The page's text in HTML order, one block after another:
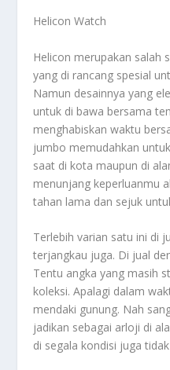
Helicon Watch
Helicon merupakan salah
yang di rancang spesial
Namun desainnya yang
untuk di bawa bersama
menghabiskan waktu
jumbo memudahkan
saat di kota maupun di
menunjang keperluanmu
tahan lama dan sejuk
Terlebih varian satu ini di
terjangkau juga. Di jual
Tentu angka yang masih
koleksi. Apalagi dalam
mendaki gunung. Nah
jadikan sebagai arloji di
di segala kondisi juga